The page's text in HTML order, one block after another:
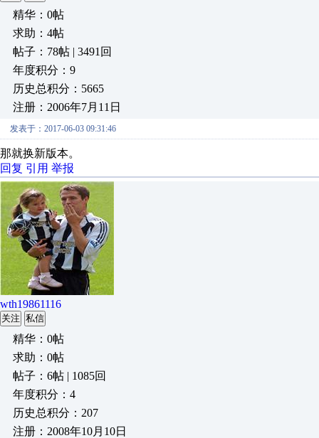
精华：0帖
求助：4帖
帖子：78帖 | 3491回
年度积分：9
历史总积分：5665
注册：2006年7月11日
发表于：2017-06-03 09:31:46
那就换新版本。
回复 引用 举报
wth19861116
关注 私信
精华：0帖
求助：0帖
帖子：6帖 | 1085回
年度积分：4
历史总积分：207
注册：2008年10月10日